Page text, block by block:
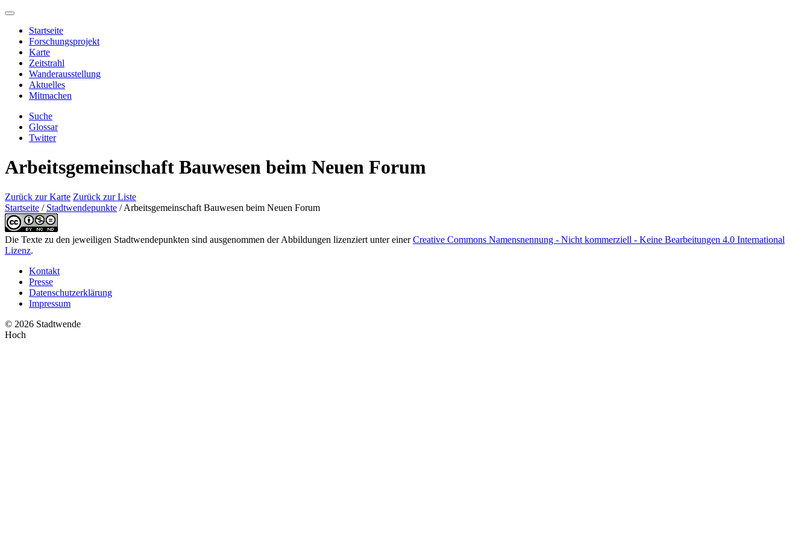
Startseite
Forschungsprojekt
Karte
Zeitstrahl
Wanderausstellung
Aktuelles
Mitmachen
Suche
Glossar
Twitter
Arbeitsgemeinschaft Bauwesen beim Neuen Forum
Zurück zur Karte Zurück zur Liste
Startseite / Stadtwendepunkte /Arbeitsgemeinschaft Bauwesen beim Neuen Forum
Die Texte zu den jeweiligen Stadtwendepunkten sind ausgenommen der Abbildungen lizenziert unter einerCreative Commons Namensnennung - Nicht kommerziell - Keine Bearbeitungen 4.0 International
Lizenz.
Kontakt
Presse
Datenschutzerklärung
Impressum
© 2026 Stadtwende
Hoch